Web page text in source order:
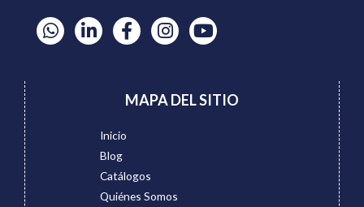
MAPA DEL SITIO
Inicio
Blog
Catálogos
Quiénes Somos